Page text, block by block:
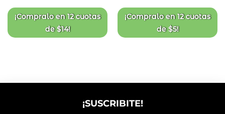
de
deseos
¡Compralo en12 cuotas
de$14!
de
deseos
¡Compralo en12 cuotas
de$5!
¡SUSCRIBITE!